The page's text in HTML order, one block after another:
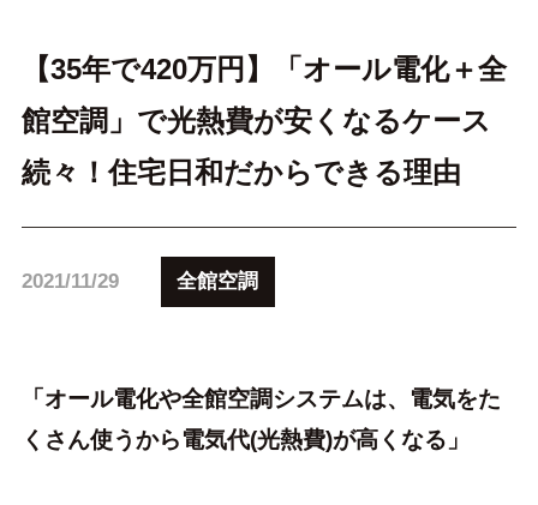
【35年で420万円】「オール電化＋全
館空調」で光熱費が安くなるケース
続々！住宅日和だからできる理由
2021/11/29 全館空調
「オール電化や全館空調システムは、電気をた
くさん使うから電気代(光熱費)が高くなる」